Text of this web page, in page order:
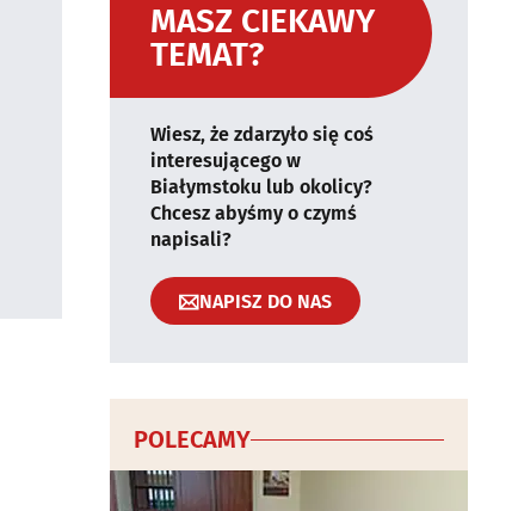
MASZ CIEKAWY
TEMAT?
Wiesz, że zdarzyło się coś
interesującego w
Białymstoku lub okolicy?
Chcesz abyśmy o czymś
napisali?
NAPISZ DO NAS
POLECAMY